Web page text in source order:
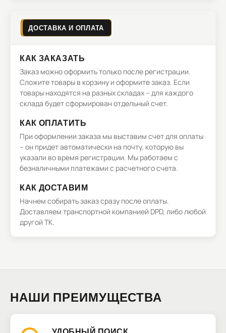
ДОСТАВКА И ОПЛАТА
КАК ЗАКАЗАТЬ
Заказ можно оформить только после регистрации.
Сложите товары в корзину и оформите заказ. Если
товары находятся на разных складах – для каждого
склада будет сформирован отдельный счет.
КАК ОПЛАТИТЬ
При оформлении заказа мы выставим счет для оплаты
– он придет автоматически на почту, которую вы
указали во время регистрации. Мы работаем с
безналичными платежами с расчетного счета.
КАК ДОСТАВИМ
Начнем собирать заказ сразу после оплаты.
Доставляем транспортной компанией DPD, либо любой
другой ТК.
НАШИ ПРЕИМУЩЕСТВА